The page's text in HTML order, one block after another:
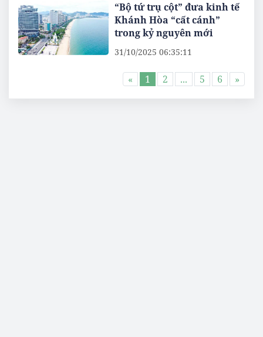
“Bộ tứ trụ cột” đưa kinh tế
Khánh Hòa “cất cánh”
trong kỷ nguyên mới
31/10/2025 06:35:11
« 1 2 ... 5 6 »